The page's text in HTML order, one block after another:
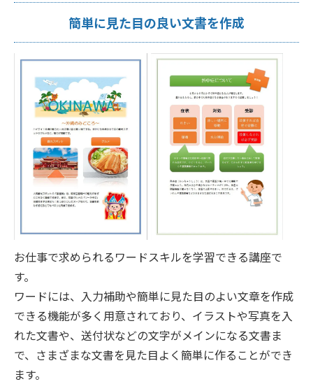
簡単に見た目の良い文書を作成
お仕事で求められるワードスキルを学習できる講座で
す。
ワードには、入力補助や簡単に見た目のよい文章を作成
できる機能が多く用意されており、イラストや写真を入
れた文書や、送付状などの文字がメインになる文書ま
で、さまざまな文書を見た目よく簡単に作ることができ
ます。